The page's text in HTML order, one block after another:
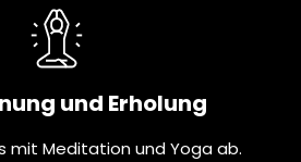
und Erholung
mit Meditation und Yoga ab.